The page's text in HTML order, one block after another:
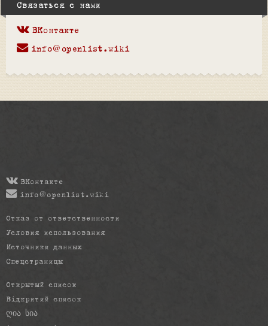
Связаться с нами
ВКонтакте
info@openlist.wiki
ВКонтакте
info@openlist.wiki
Отказ от ответственности
Условия использования
Источники данных
Спецстраницы
Открытый список
Відкритий список
ღია სია